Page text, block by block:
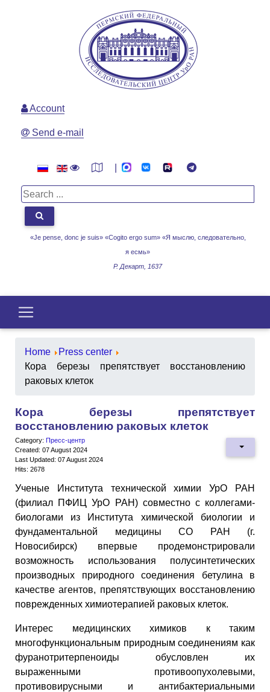
«Je pense, donc je suis» «Cogito ergo sum» «Я мыслю, следовательно,
я есмь»
Р. Декарт, 1637
Account
Send e-mail
Home
Press center
Кора березы препятствует восстановлению
раковых клеток
Кора березы препятствует
восстановлению раковых клеток
Category: Пресс-центр
Created: 07 August 2024
Last Updated: 07 August 2024
Hits: 2678
Ученые Института технической химии УрО РАН
(филиал ПФИЦ УрО РАН) совместно с коллегами-
биологами из Института химической биологии и
фундаментальной медицины СО РАН (г.
Новосибирск) впервые продемонстрировали
возможность использования полусинтетических
производных природного соединения бетулина в
качестве агентов, препятствующих восстановлению
поврежденных химиотерапией раковых клеток.
Интерес медицинских химиков к таким
многофункциональным природным соединениям как
фуранотритерпеноиды обусловлен их
выраженными противоопухолевыми,
противовирусными и антибактериальными